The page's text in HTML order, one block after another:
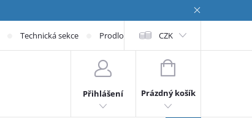
Technická sekce Prodloužená záruka
CZK
Přihlášení
NÁKUPNÍ KOŠÍK
Prázdný košík